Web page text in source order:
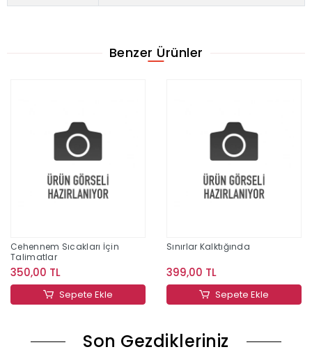
Benzer Ürünler
Cehennem Sıcakları İçin
Talimatlar
350,00 TL
Sepete Ekle
Sınırlar Kalktığında
399,00 TL
Sepete Ekle
Son Gezdikleriniz